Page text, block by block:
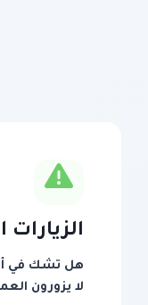
الزيارات
هل تشك في أن
لا يزورون